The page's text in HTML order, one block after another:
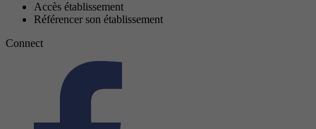
Accès établissement
Référencer son établissement
Connect